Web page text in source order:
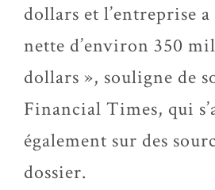
dollars et l’entreprise
nette d’environ 350
dollars », souligne de
Financial Times, qui
également sur des
dossier.